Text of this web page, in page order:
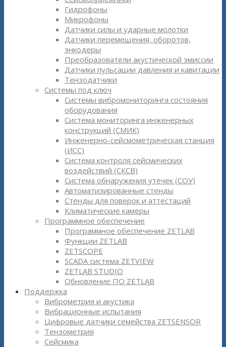
Гидрофоны
Микрофоны
Датчики силы и ударные молотки
Датчики перемещения, оборотов,
энкодеры
Преобразователи акустической эмиссии
Датчики пульсации давления и кавитации
Тензодатчики
Системы под ключ
Системы вибромониторинга состояния
оборудования
Система мониторинга инженерных
конструкций (СМИК)
Инженерно-сейсмометрическая станция
(ИСС)
Система контроля сейсмических
воздействий (СКСВ)
Система обнаружения утечек (СОУ)
Автоматизированные стенды
Стенды для поверок и аттестаций
Климатические камеры
Программное обеспечение
Программное обеспечение ZETLAB
Функции ZETLAB
ZETSCOPE
SCADA система ZETVIEW
ZETLAB STUDIO
Обновление ПО ZETLAB
Поддержка
Виброметрия и акустика
Вибрационные испытания
Цифровые датчики семейства ZETSENSOR
Тензометрия
Сейсмика